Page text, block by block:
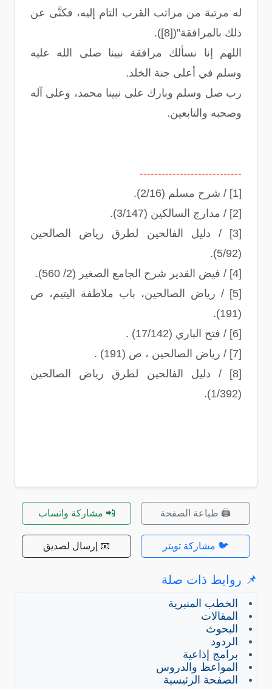
له مرتبة من مراتب القرب التام إليه، فكنَّى عن
ذلك بالمرافقة"([8]).
اللهم إنا نسألك مرافقة نبينا صلى الله عليه
وسلم في أعلى جنة الخلد.
رب صل وسلم وبارك على نبينا محمد، وعلى آله
وصحبه والتابعين.
----------------------------
[1] / شرح مسلم (2/16).
[2] / مدارج السالكين (3/147).
[3] / دليل الفالحين لطرق رياض الصالحين
(5/92).
[4] / فيض القدير شرح الجامع الصغير (2/ 560).
[5] / رياض الصالحين، باب ملاطفة اليتيم، ص
(191).
[6] / فتح الباري (17/142) .
[7] / رياض الصالحين ، ص (191) .
[8] / دليل الفالحين لطرق رياض الصالحين
(1/392).
🖨️ طباعة الصفحة 📲 مشاركة واتساب
🐦 مشاركة تويتر 📧 إرسال لصديق
📌 روابط ذات صلة
الخطب المنبرية
المقالات
البحوث
الردود
برامج إذاعية
المواعظ والدروس
الصفحة الرئيسية